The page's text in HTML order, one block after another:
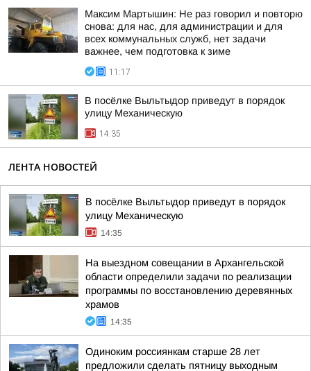
Максим Мартышин: Не раз говорил и повторю
снова: для нас, для администрации и для
всех коммунальных служб, нет задачи
важнее, чем подготовка к зиме
11:17
В посёлке Выльтыдор приведут в порядок
улицу Механическую
14:35
ЛЕНТА НОВОСТЕЙ
В посёлке Выльтыдор приведут в порядок
улицу Механическую
14:35
На выездном совещании в Архангельской
области определили задачи по реализации
программы по восстановлению деревянных
храмов
14:35
Одиноким россиянкам старше 28 лет
предложили сделать пятницу выходным